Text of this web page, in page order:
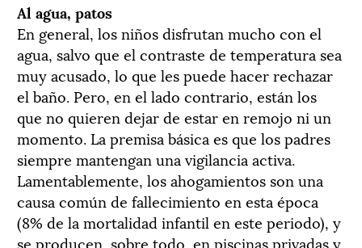
Al agua, patos
En general, los niños disfrutan mucho con el
agua, salvo que el contraste de temperatura sea
muy acusado, lo que les puede hacer rechazar
el baño. Pero, en el lado contrario, están los
que no quieren dejar de estar en remojo ni un
momento. La premisa básica es que los padres
siempre mantengan una vigilancia activa.
Lamentablemente, los ahogamientos son una
causa común de fallecimiento en esta época
(8% de la mortalidad infantil en este periodo), y
se producen, sobre todo, en piscinas privadas y